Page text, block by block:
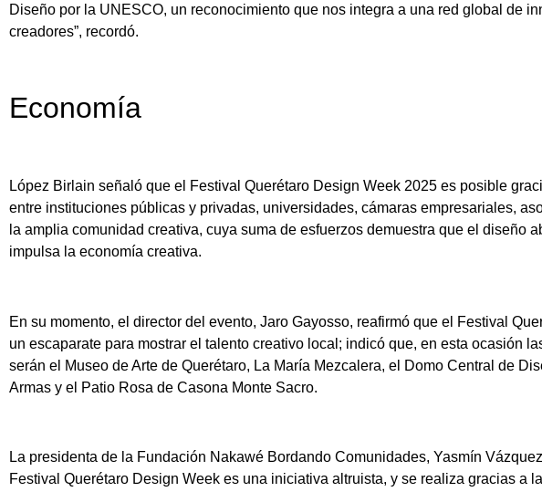
Diseño por la UNESCO, un reconocimiento que nos integra a una red global de
creadores”, recordó.
Economía
López Birlain señaló que el Festival Querétaro Design Week 2025 es posible
entre instituciones públicas y privadas, universidades, cámaras empresariales,
la amplia comunidad creativa, cuya suma de esfuerzos demuestra que el diseño
impulsa la economía creativa.
En su momento, el director del evento, Jaro Gayosso, reafirmó que el Festival
un escaparate para mostrar el talento creativo local; indicó que, en esta ocasión
serán el Museo de Arte de Querétaro, La María Mezcalera, el Domo Central de
Armas y el Patio Rosa de Casona Monte Sacro.
La presidenta de la Fundación Nakawé Bordando Comunidades, Yasmín
Festival Querétaro Design Week es una iniciativa altruista, y se realiza gracias a